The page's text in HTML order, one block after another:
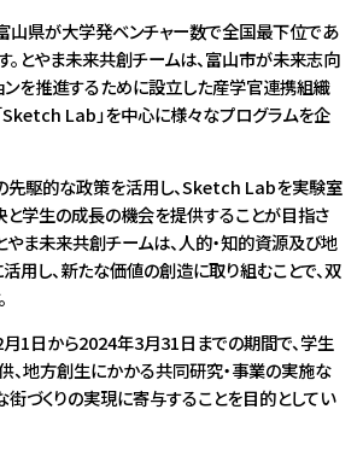
山県が大学発ベンチャー数で全国最下位であ
。とやま未来共創チームは、富山市が未来志向
ンを推進するために設立した産学官連携組織
Sketch Lab」を中心に様々なプログラムを企
先駆的な政策を活用し、Sketch Labを実験室
と学生の成長の機会を提供することが目指さ
やま未来共創チームは、人的・知的資源及び地
用し、新たな価値の創造に取り組むことで、双
1日から2024年3月31日までの期間で、学生
、地方創生にかかる共同研究・事業の実施な
街づくりの実現に寄与することを目的としてい